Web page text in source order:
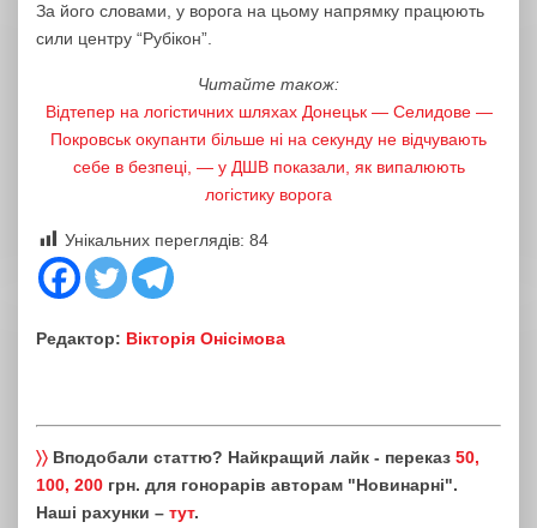
За його словами, у ворога на цьому напрямку працюють
сили центру “Рубікон”.
Читайте також:
Відтепер на логістичних шляхах Донецьк — Селидове —
Покровськ окупанти більше ні на секунду не відчувають
себе в безпеці, — у ДШВ показали, як випалюють
логістику ворога
Унікальних переглядів: 84
Редактор: Вікторія Онісімова
〉〉 Вподобали статтю? Найкращий лайк - переказ 50,
100, 200 грн. для гонорарів авторам "Новинарні".
Наші рахунки – тут.